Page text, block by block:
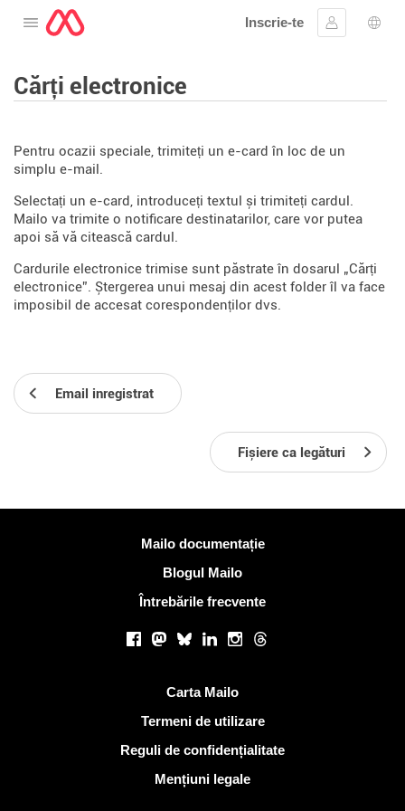
Deschide meniul
Inscrie-te
Conectare
Cărți electronice
Pentru ocazii speciale, trimiteți un e-card în loc de un
simplu e-mail.
Selectați un e-card, introduceți textul și trimiteți cardul.
Mailo va trimite o notificare destinatarilor, care vor putea
apoi să vă citească cardul.
Cardurile electronice trimise sunt păstrate în dosarul „Cărți
electronice”. Ștergerea unui mesaj din acest folder îl va face
imposibil de accesat corespondenților dvs.
Email inregistrat
Fișiere ca legături
Mailo documentație
Blogul Mailo
Întrebările frecvente
Facebook
Mastodon
BlueskyLinkedInInstagram
Threads
Carta Mailo
Termeni de utilizare
Reguli de confidențialitate
Mențiuni legale